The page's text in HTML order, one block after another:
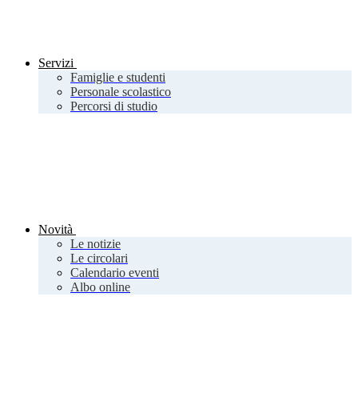
Servizi
Famiglie e studenti
Personale scolastico
Percorsi di studio
Novità
Le notizie
Le circolari
Calendario eventi
Albo online